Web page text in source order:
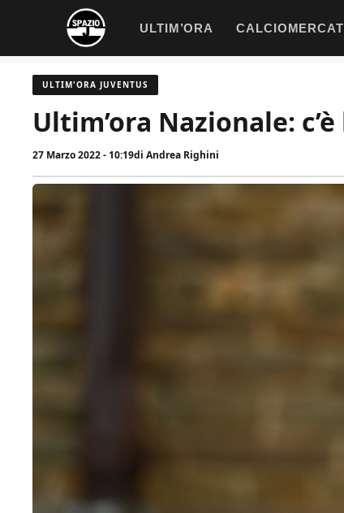
contenuto
ULTIM’ORA
ULTIM'ORA JUVENTUS
Ultim’ora Nazionale:
27 Marzo 2022 - 10:19di Andrea Righini